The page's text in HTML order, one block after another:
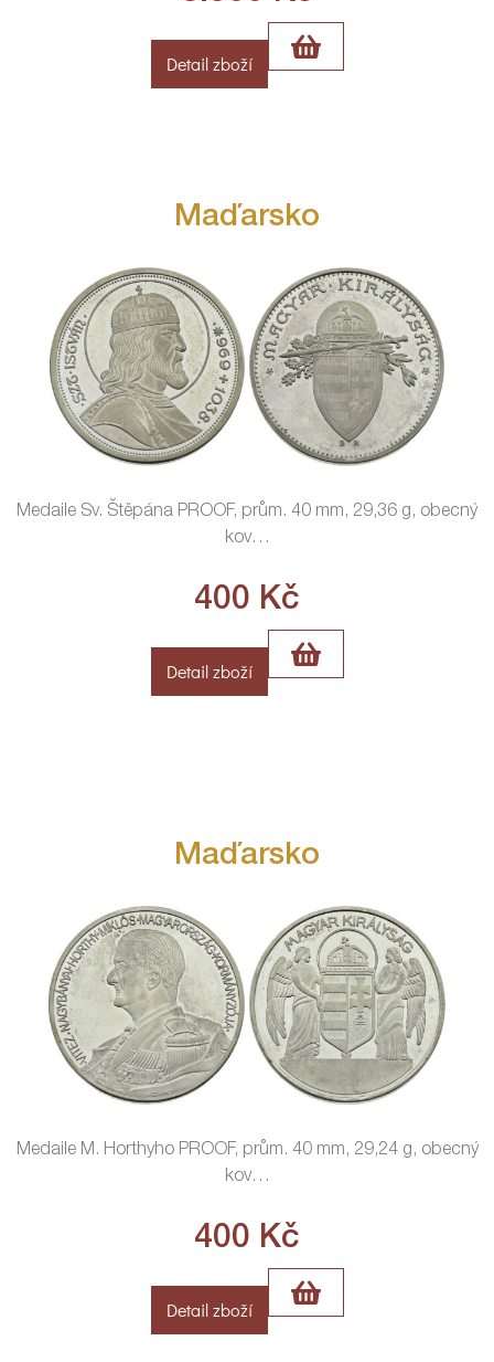
Detail zboží
Maďarsko
Medaile Sv. Štěpána PROOF, prům. 40 mm, 29,36 g, obecný
kov…
400 Kč
Detail zboží
Maďarsko
Medaile M. Horthyho PROOF, prům. 40 mm, 29,24 g, obecný
kov…
400 Kč
Detail zboží